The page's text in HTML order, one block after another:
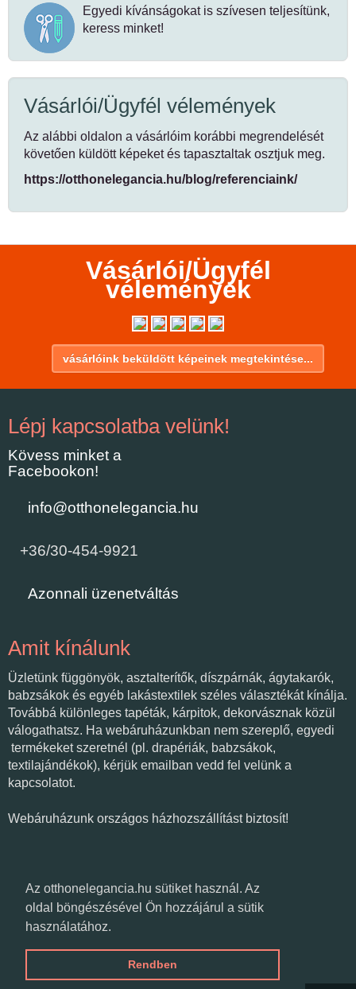
Az otthonelegancia.hu sütiket használ. Az
oldal böngészésével Ön hozzájárul a sütik
használatához.
Rendben
Egyedi kívánságokat is szívesen teljesítünk,
keress minket!
Vásárlói/Ügyfél vélemények
Az alábbi oldalon a vásárlóim korábbi megrendelését
követően küldött képeket és tapasztaltak osztjuk meg.
https://otthonelegancia.hu/blog/referenciaink/
Vásárlói/Ügyfél
vélemények
vásárlóink beküldött képeinek megtekintése...
Lépj kapcsolatba velünk!
Kövess minket a
Facebookon!
info@otthonelegancia.hu
+36/30-454-9921
Azonnali üzenetváltás
Amit kínálunk
Üzletünk függönyök, asztalterítők, díszpárnák, ágytakarók,
babzsákok és egyéb lakástextilek széles választékát kínálja.
Továbbá különleges tapéták, kárpitok, dekorvásznak közül
válogathatsz. Ha webáruházunkban nem szereplő, egyedi
termékeket szeretnél (pl. drapériák, babzsákok,
textilajándékok), kérjük emailban vedd fel velünk a
kapcsolatot.
Webáruházunk országos házhozszállítást biztosít!
Textilvarázs
Csongrád, Fő út 11-17.